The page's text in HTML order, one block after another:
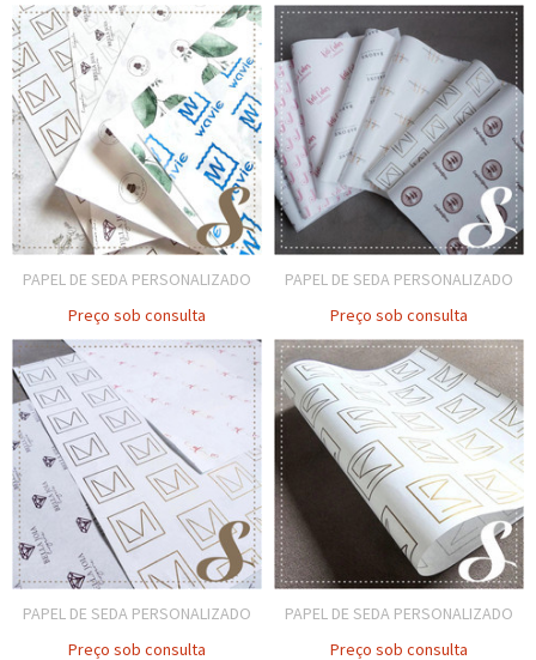
PAPEL DE SEDA PERSONALIZADO
Preço sob consulta
PAPEL DE SEDA PERSONALIZADO
Preço sob consulta
PAPEL DE SEDA PERSONALIZADO
Preço sob consulta
PAPEL DE SEDA PERSONALIZADO
Preço sob consulta